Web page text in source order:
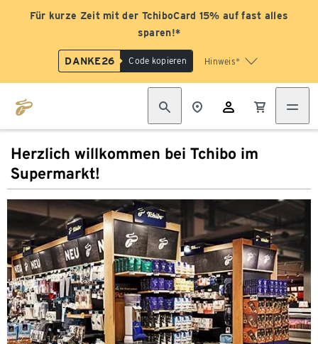
Für kurze Zeit mit der TchiboCard 15% auf fast alles
sparen!*
DANKE26 Code kopieren Hinweis*
Herzlich willkommen bei Tchibo im
Supermarkt!